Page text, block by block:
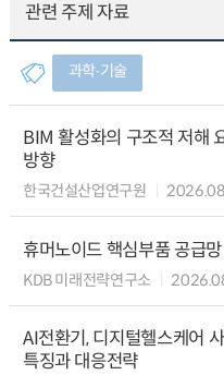
관련 주제 자료
과학∙기술
BIM 활성화의 구조적 저해
방향
한국건설산업연구원
휴머노이드 핵심부품 공급
KDB 미래전략연구소
AI전환기, 디지털헬스케어
특징과 대응전략